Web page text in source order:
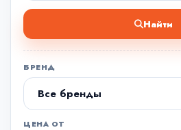
Найти
БРЕНД
ЦЕНА ОТ